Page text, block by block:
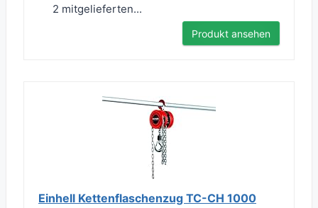
2 mitgelieferten...
Produkt ansehen
Einhell Kettenflaschenzug TC-CH 1000